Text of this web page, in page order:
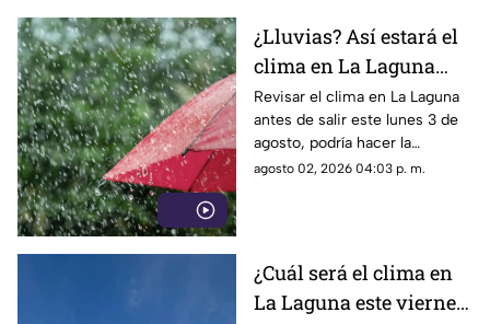
¿Lluvias? Así estará el
clima en La Laguna
este lunes 3 de agosto
2026
Revisar el clima en La Laguna
antes de salir este lunes 3 de
agosto, podría hacer la
diferencia entre un día
agosto 02, 2026 04:03 p. m.
¿Cuál será el clima en
La Laguna este viernes